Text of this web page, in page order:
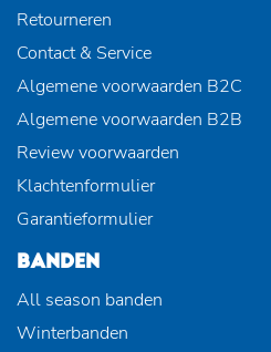
Retourneren
Contact & Service
Algemene voorwaarden B2C
Algemene voorwaarden B2B
Review voorwaarden
Klachtenformulier
Garantieformulier
BANDEN
All season banden
Winterbanden